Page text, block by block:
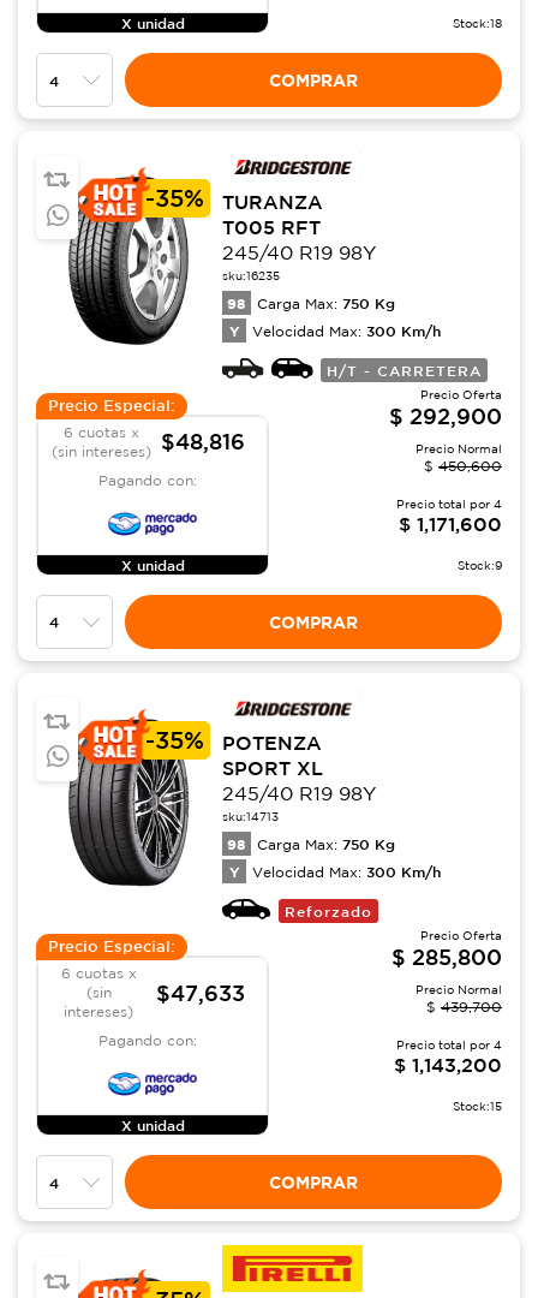
X unidad Stock:18
COMPRAR
-35%
TURANZA
T005 RFT
245/40 R19 98Y
sku:16235
98 Carga Max: 750 Kg
Y Velocidad Max: 300 Km/h
H/T - CARRETERA
Precio Especial:
6 cuotas x
(sin intereses)
$48,816
Pagando con:
X unidad
Precio Oferta
$ 292,900
Precio Normal
$ 450,600
Precio total por 4
$ 1,171,600
Stock:9
COMPRAR
-35%
POTENZA
SPORT XL
245/40 R19 98Y
sku:14713
98 Carga Max: 750 Kg
Y Velocidad Max: 300 Km/h
Reforzado
Precio Especial:
6 cuotas x
(sin
intereses)
$47,633
Pagando con:
X unidad
Precio Oferta
$ 285,800
Precio Normal
$ 439,700
Precio total por 4
$ 1,143,200
Stock:15
COMPRAR